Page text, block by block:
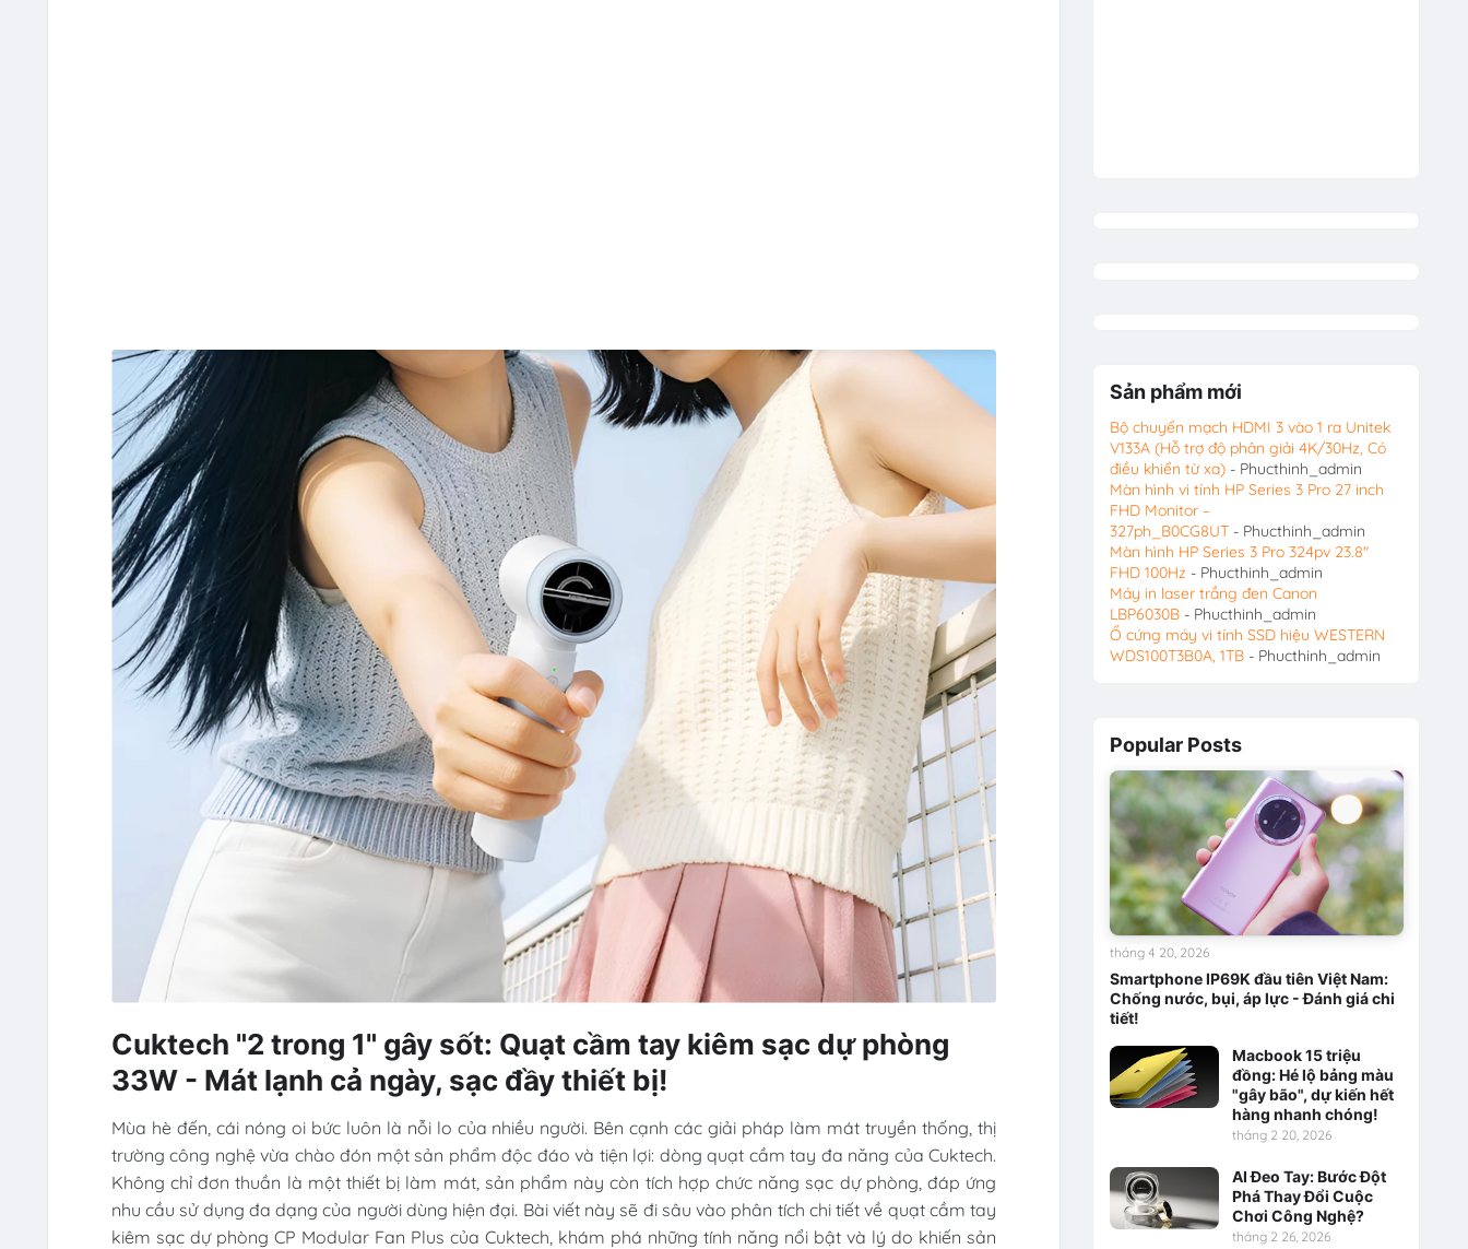
Cuktech "2 trong 1" gây sốt: Quạt cầm tay kiêm sạc dự phòng
33W - Mát lạnh cả ngày, sạc đầy thiết bị!
Mùa hè đến, cái nóng oi bức luôn là nỗi lo của nhiều người. Bên cạnh các giải pháp làm mát truyền thống, thị
trường công nghệ vừa chào đón một sản phẩm độc đáo và tiện lợi: dòng quạt cầm tay đa năng của Cuktech.
Không chỉ đơn thuần là một thiết bị làm mát, sản phẩm này còn tích hợp chức năng sạc dự phòng, đáp ứng
nhu cầu sử dụng đa dạng của người dùng hiện đại. Bài viết này sẽ đi sâu vào phân tích chi tiết về quạt cầm tay
kiêm sạc dự phòng CP Modular Fan Plus của Cuktech, khám phá những tính năng nổi bật và lý do khiến sản
Sản phẩm mới
Bộ chuyển mạch HDMI 3 vào 1 ra Unitek
V133A (Hỗ trợ độ phân giải 4K/30Hz, Có
điều khiển từ xa)- Phucthinh_admin
Màn hình vi tính HP Series 3 Pro 27 inch
FHD Monitor –
327ph_B0CG8UT- Phucthinh_admin
Màn hình HP Series 3 Pro 324pv 23.8″
FHD 100Hz - Phucthinh_admin
Máy in laser trắng đen Canon
LBP6030B- Phucthinh_admin
Ổ cứng máy vi tính SSD hiệu WESTERN
WDS100T3B0A, 1TB- Phucthinh_admin
Popular Posts
Smartphone IP69K đầu tiên Việt Nam:
Chống nước, bụi, áp lực - Đánh giá chi
tiết!
tháng 4 20, 2026
Macbook 15 triệu
đồng: Hé lộ bảng màu
"gây bão", dự kiến hết
hàng nhanh chóng!
tháng 2 20, 2026
AI Đeo Tay: Bước Đột
Phá Thay Đổi Cuộc
Chơi Công Nghệ?
tháng 2 26, 2026